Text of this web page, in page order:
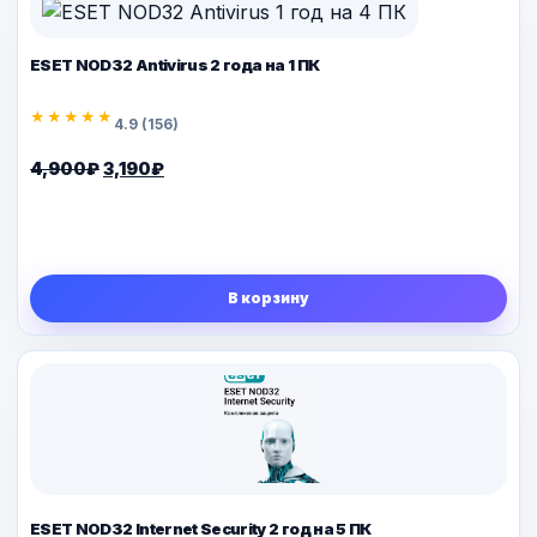
ESET NOD32 Antivirus 2 года на 1 ПК
★★★★★ 4.9 (156)
4,900₽Первоначальная
3,190₽Текущая
В корзину
ESET NOD32 Internet Security 2 год на 5 ПК